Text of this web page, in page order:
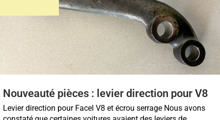
Nouveauté pièces : levier direction pour V8
Levier direction pour Facel V8 et écrou serrage Nous avons